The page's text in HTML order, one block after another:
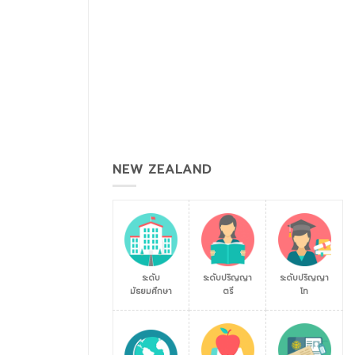
NEW ZEALAND
ระดับ
มัธยมศึกษา
ระดับปริญญา
ตรี
ระดับปริญญา
โท